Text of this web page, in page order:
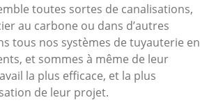
toutes sortes de canalisations,
au carbone ou dans d’autres
tous nos systèmes de tuyauterie en
et sommes à même de leur
la plus efficace, et la plus
de leur projet.